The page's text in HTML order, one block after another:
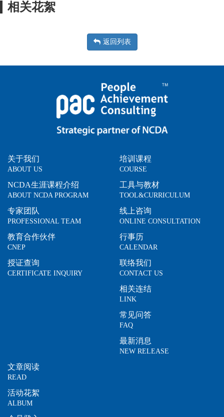
相关花絮
返回列表
关于我们
ABOUT US
NCDA生涯课程介绍
ABOUT NCDA PROGRAM
专家团队
PROFESSIONAL TEAM
教育合作伙伴
CNEP
授证查询
CERTIFICATE INQUIRY
培训课程
COURSE
工具与教材
TOOL&CURRICULUM
线上咨询
ONLINE CONSULTATION
行事历
CALENDAR
联络我们
CONTACT US
相关连结
LINK
常见问答
FAQ
最新消息
NEW RELEASE
文章阅读
READ
活动花絮
ALBUM